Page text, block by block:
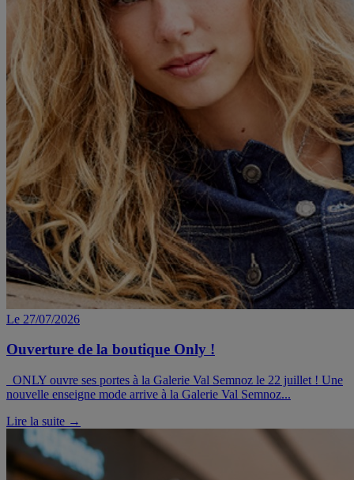
Le 27/07/2026
Ouverture de la boutique Only !
ONLY ouvre ses portes à la Galerie Val Semnoz le 22 juillet ! Une
nouvelle enseigne mode arrive à la Galerie Val Semnoz...
Lire la suite →